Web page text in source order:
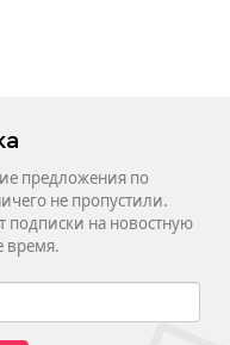
предложения по
не пропустили.
подписки на новостную
время.